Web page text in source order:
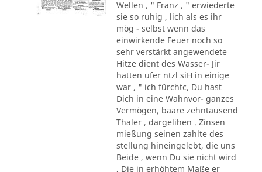
Wellen , " Franz , " erwiederte
sie so ruhig , lich als es ihr
mög - selbst wenn das
einwirkende Feuer noch so
sehr verstärkt angewendete
Hitze dient des Wasser- Jir
hatten ufer ntzl siH in einige
war , " ich fürchtc, Du hast
Dich in eine Wahnvor- ganzes
Vermögen, baare zehntausend
Thaler , dargelihen . Zinsen
mießung seinen zahlte des
stellung hineingelebt, die uns
Beide , wenn Du sie nicht wird
, Die in erhöhtem Maße er